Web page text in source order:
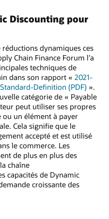
Discounting pour
réductions dynamiques ces
Chain Finance Forum l’a
techniques de
dans son rapport « 2021-
Definition (PDF) ».
catégorie de « Payable
peut utiliser ses propres
un élément à payer
Cela signifie que le
accepté et est utilisé
le commerce. Les
de plus en plus des
chaîne
capacités de Dynamic
croissante des